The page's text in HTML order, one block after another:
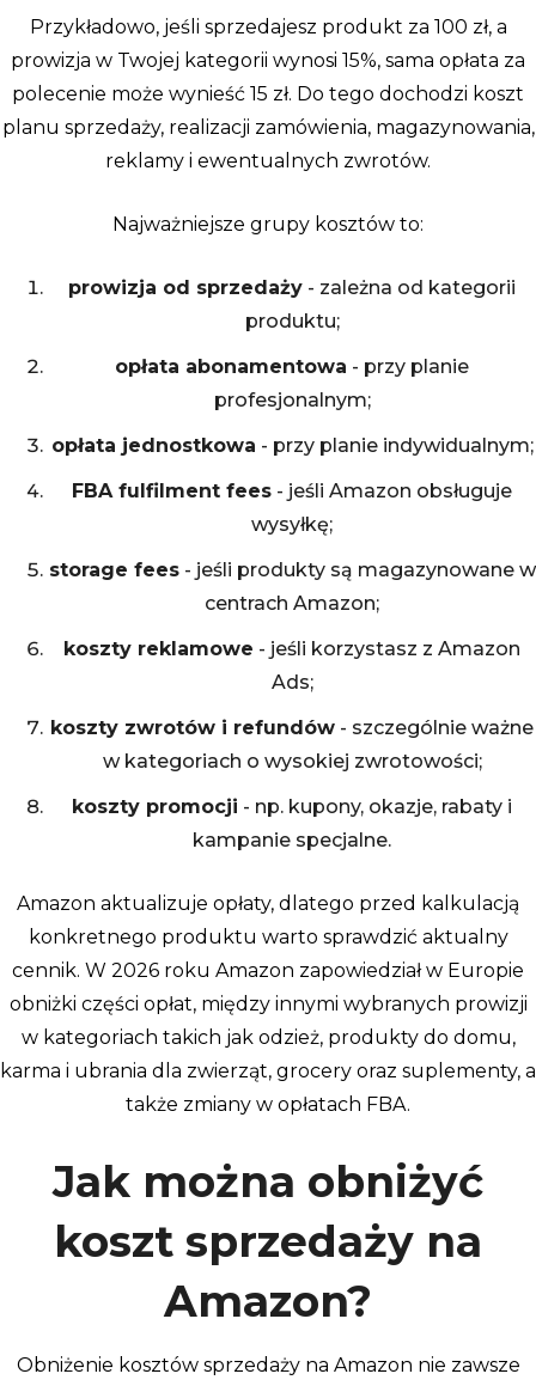
Przykładowo, jeśli sprzedajesz produkt za 100 zł, a
prowizja w Twojej kategorii wynosi 15%, sama opłata za
polecenie może wynieść 15 zł. Do tego dochodzi koszt
planu sprzedaży, realizacji zamówienia, magazynowania,
reklamy i ewentualnych zwrotów.
Najważniejsze grupy kosztów to:
prowizja od sprzedaży - zależna od kategorii
produktu;
opłata abonamentowa - przy planie
profesjonalnym;
opłata jednostkowa - przy planie indywidualnym;
FBA fulfilment fees - jeśli Amazon obsługuje
wysyłkę;
storage fees- jeśli produkty są magazynowane w
centrach Amazon;
koszty reklamowe - jeśli korzystasz z Amazon
Ads;
koszty zwrotów i refundów - szczególnie ważne
w kategoriach o wysokiej zwrotowości;
koszty promocji - np. kupony, okazje, rabaty i
kampanie specjalne.
Amazon aktualizuje opłaty, dlatego przed kalkulacją
konkretnego produktu warto sprawdzić aktualny
cennik. W 2026 roku Amazon zapowiedział w Europie
obniżki części opłat, między innymi wybranych prowizji
w kategoriach takich jak odzież, produkty do domu,
karma i ubrania dla zwierząt, grocery oraz suplementy, a
także zmiany w opłatach FBA.
Jak można obniżyć
koszt sprzedaży na
Amazon?
Obniżenie kosztów sprzedaży na Amazon nie zawsze